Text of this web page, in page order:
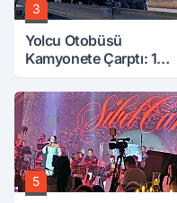
3
Yolcu Otobüsü
Kamyonete Çarptı: 1
5